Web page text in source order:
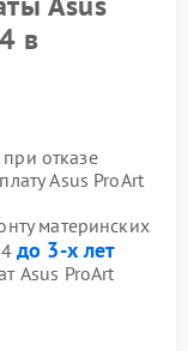
в
отказе
Asus ProArt
материнских
до 3-х лет
Asus ProArt